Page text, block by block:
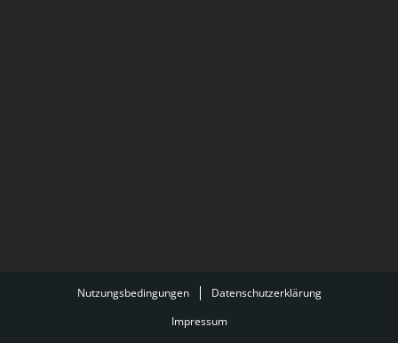
Nutzungsbedingungen
Datenschutzerklärung
Impressum